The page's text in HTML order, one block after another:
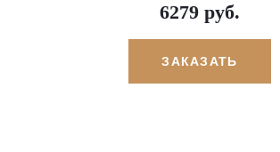
6279 руб.
ЗАКАЗАТЬ